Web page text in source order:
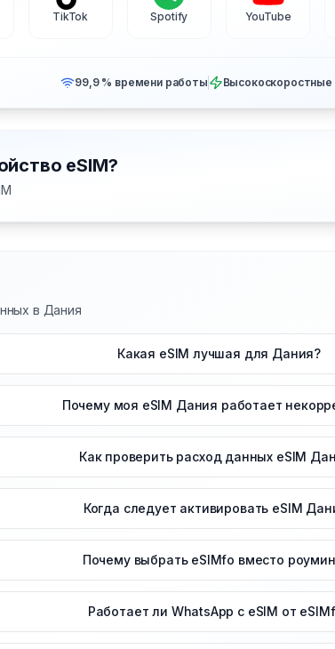
TikTok Spotify YouTube
99,9 % времени работы Высокоскоростные
eSIM?
в Дания
Какая eSIM лучшая для Дания?
Почему моя eSIM Дания работает
Как проверить расход данных eSIM
Когда следует активировать eSIM
Почему выбрать eSIMfo вместо
Работает ли WhatsApp с eSIM от